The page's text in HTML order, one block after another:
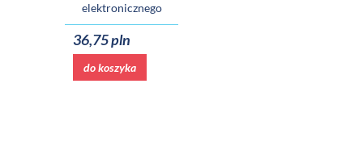
elektronicznego
36,75 pln
do koszyka